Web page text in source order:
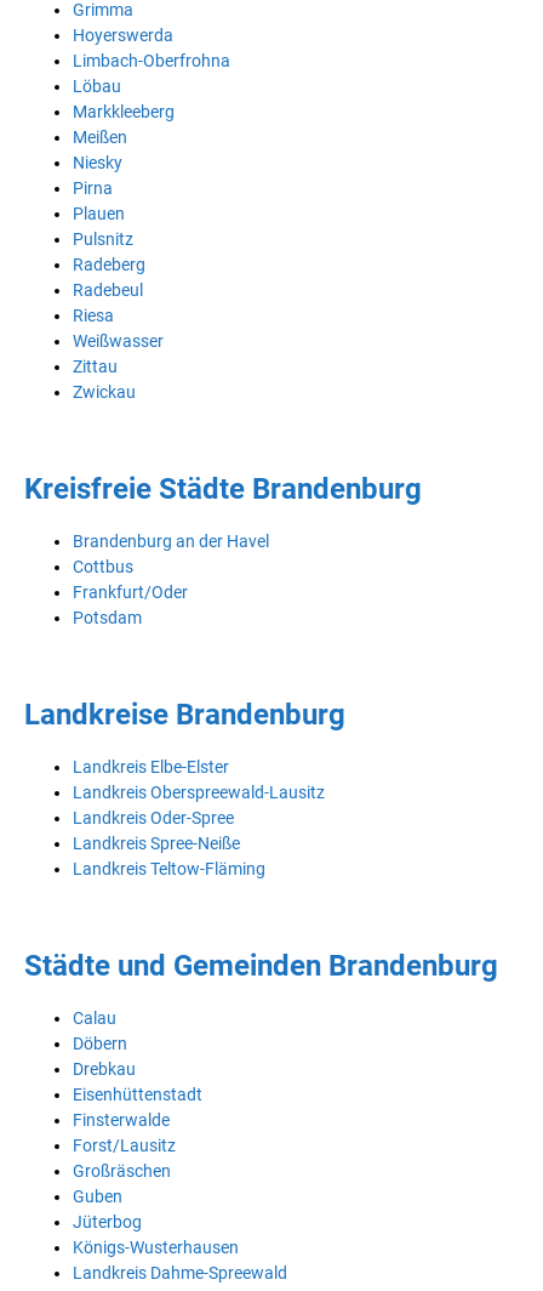
Grimma
Hoyerswerda
Limbach-Oberfrohna
Löbau
Markkleeberg
Meißen
Niesky
Pirna
Plauen
Pulsnitz
Radeberg
Radebeul
Riesa
Weißwasser
Zittau
Zwickau
Kreisfreie Städte Brandenburg
Brandenburg an der Havel
Cottbus
Frankfurt/Oder
Potsdam
Landkreise Brandenburg
Landkreis Elbe-Elster
Landkreis Oberspreewald-Lausitz
Landkreis Oder-Spree
Landkreis Spree-Neiße
Landkreis Teltow-Fläming
Städte und Gemeinden Brandenburg
Calau
Döbern
Drebkau
Eisenhüttenstadt
Finsterwalde
Forst/Lausitz
Großräschen
Guben
Jüterbog
Königs-Wusterhausen
Landkreis Dahme-Spreewald